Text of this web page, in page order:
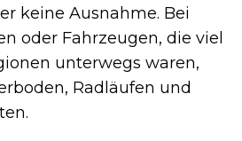
keine Ausnahme. Bei
oder Fahrzeugen, die viel
unterwegs waren,
Radläufen und